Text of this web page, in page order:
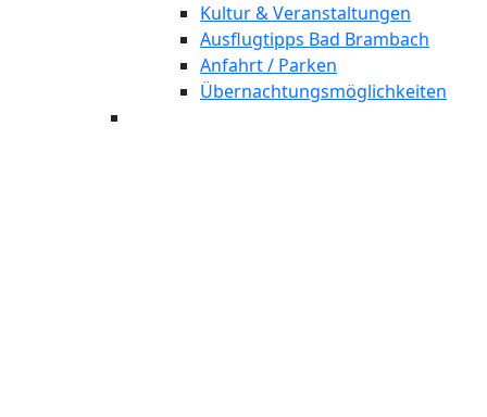
Kultur & Veranstaltungen
Ausflugtipps Bad Brambach
Anfahrt / Parken
Übernachtungsmöglichkeiten